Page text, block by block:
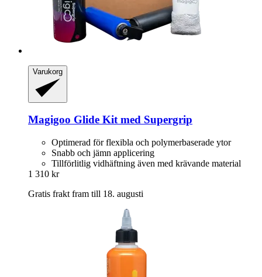
Varukorg
Magigoo Glide Kit med Supergrip
Optimerad för flexibla och polymerbaserade ytor
Snabb och jämn applicering
Tillförlitlig vidhäftning även med krävande material
1 310 kr
Gratis frakt fram till 18. augusti